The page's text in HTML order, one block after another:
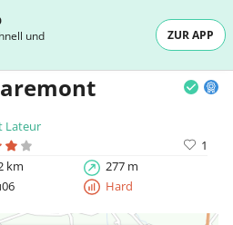
und
ZUR APP
Lateur
1
km
277 m
Hard